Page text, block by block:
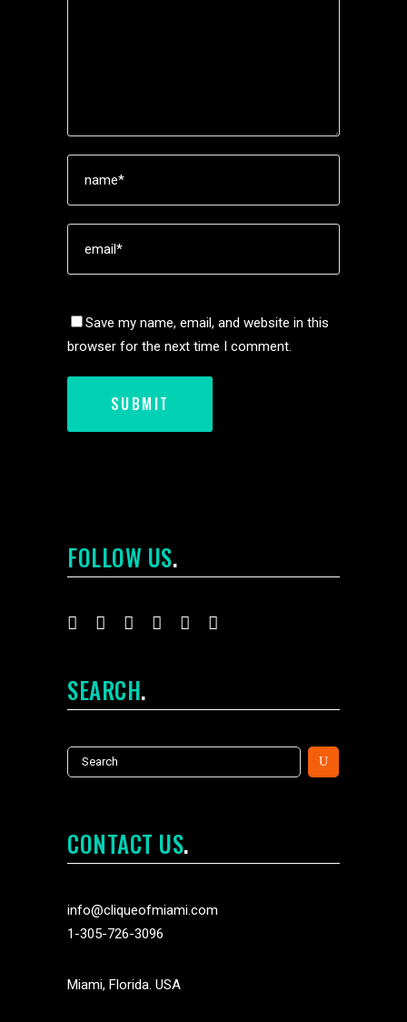
Save my name, email, and website in this
browser for the next time I comment.
FOLLOW US
SEARCH
Search
for:
CONTACT US
info@cliqueofmiami.com
1-305-726-3096
Miami, Florida. USA